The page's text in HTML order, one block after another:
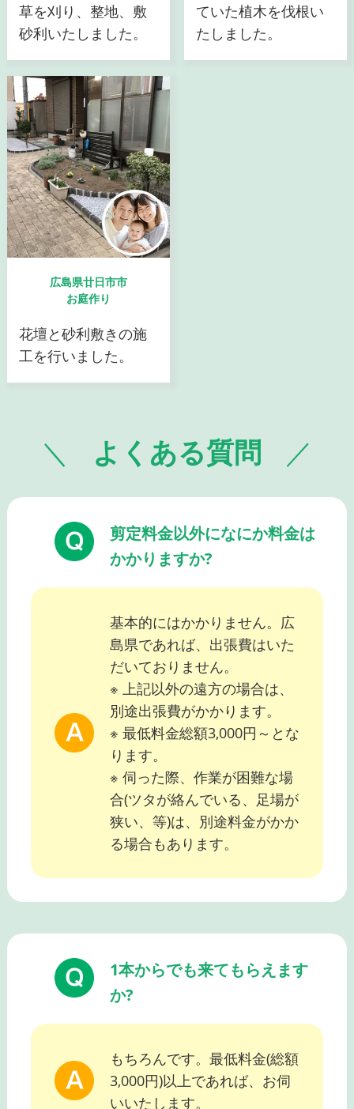
草を刈り、整地、敷
砂利いたしました。
ていた植木を伐根い
たしました。
広島県廿日市市
お庭作り
花壇と砂利敷きの施
工を行いました。
よくある質問
剪定料金以外になにか料金は
かかりますか?
基本的にはかかりません。広
島県であれば、出張費はいた
だいておりません。
※ 上記以外の遠方の場合は、
別途出張費がかかります。
※ 最低料金総額3,000円～とな
ります。
※ 伺った際、作業が困難な場
合(ツタが絡んでいる、足場が
狭い、等)は、別途料金がかか
る場合もあります。
1本からでも来てもらえます
か?
もちろんです。最低料金(総額
3,000円)以上であれば、お伺
いいたします。